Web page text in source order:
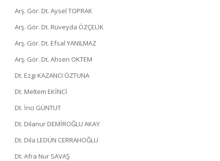
Arş. Gör. Dt. Aysel TOPRAK
Arş. Gör. Dt. Rüveyda ÖZÇELİK
Arş. Gör. Dt. Efsal YANILMAZ
Arş. Gör. Dt. Ahsen OKTEM
Dt. Ezgi KAZANCI ÖZTUNA
Dt. Meltem EKİNCİ
Dt. İnci GÜNTUT
Dt. Dilanur DEMİROĞLU AKAY
Dt. Dila LEDÜN CERRAHOĞLU
Dt. Afra Nur SAVAŞ